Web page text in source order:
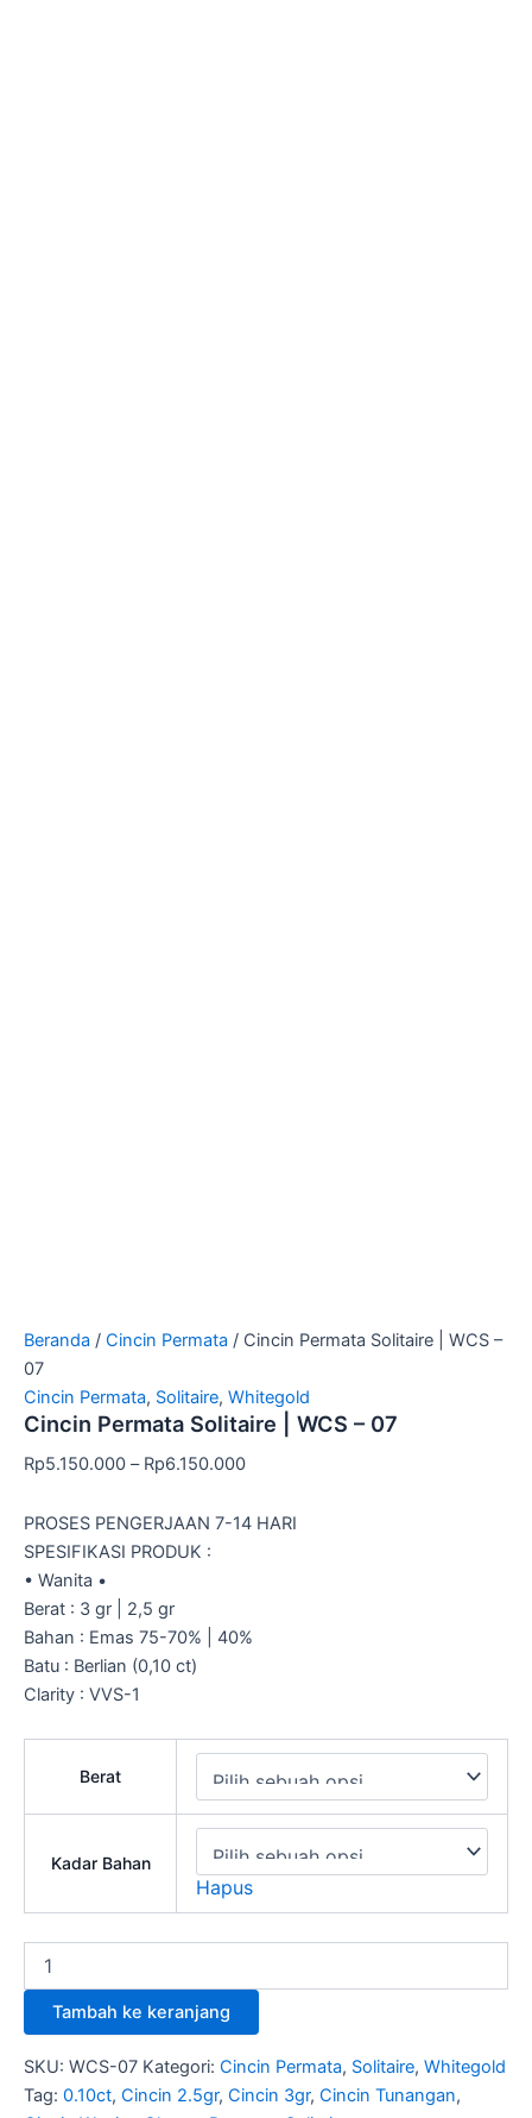
Beranda / Cincin Permata / Cincin Permata Solitaire | WCS –
07
Cincin Permata, Solitaire, Whitegold
Cincin Permata Solitaire | WCS – 07
Rp5.150.000 – Rp6.150.000
PROSES PENGERJAAN 7-14 HARI
SPESIFIKASI PRODUK :
• Wanita •
Berat : 3 gr | 2,5 gr
Bahan : Emas 75-70% | 40%
Batu : Berlian (0,10 ct)
Clarity : VVS-1
Berat
Kadar Bahan
Hapus
Tambah ke keranjang
SKU: WCS-07 Kategori: Cincin Permata, Solitaire, Whitegold
Tag: 0.10ct, Cincin 2.5gr, Cincin 3gr, Cincin Tunangan,